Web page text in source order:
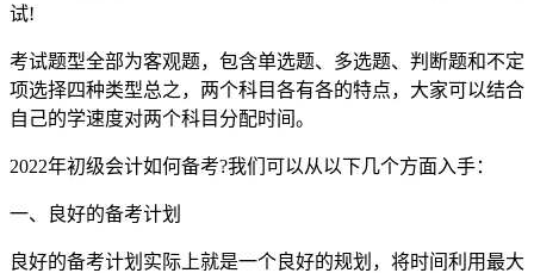
试!
考试题型全部为客观题，包含单选题、多选题、判断题和不定
项选择四种类型总之，两个科目各有各的特点，大家可以结合
自己的学速度对两个科目分配时间。
2022年初级会计如何备考?我们可以从以下几个方面入手：
一、良好的备考计划
良好的备考计划实际上就是一个良好的规划，将时间利用最大